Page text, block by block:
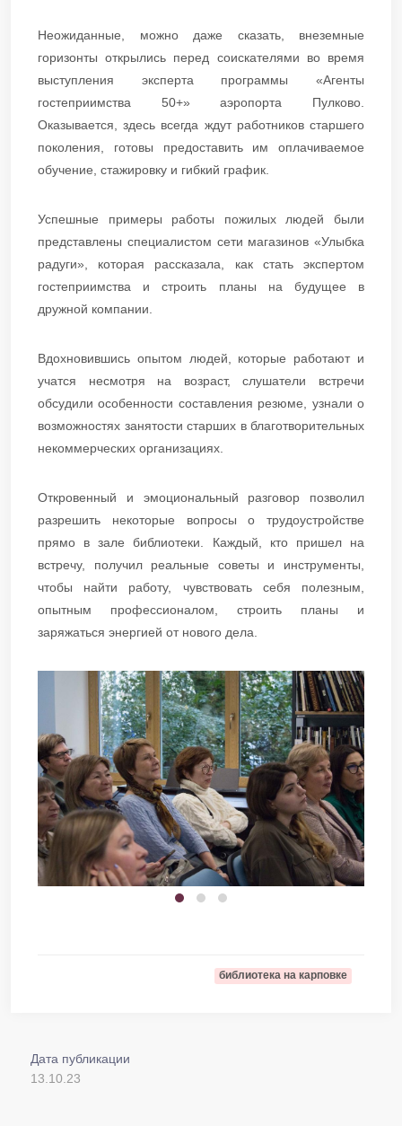
Неожиданные, можно даже сказать, внеземные
горизонты открылись перед соискателями во время
выступления эксперта программы «Агенты
гостеприимства 50+» аэропорта Пулково.
Оказывается, здесь всегда ждут работников старшего
поколения, готовы предоставить им оплачиваемое
обучение, стажировку и гибкий график.
Успешные примеры работы пожилых людей были
представлены специалистом сети магазинов «Улыбка
радуги», которая рассказала, как стать экспертом
гостеприимства и строить планы на будущее в
дружной компании.
Вдохновившись опытом людей, которые работают и
учатся несмотря на возраст, слушатели встречи
обсудили особенности составления резюме, узнали о
возможностях занятости старших в благотворительных
некоммерческих организациях.
Откровенный и эмоциональный разговор позволил
разрешить некоторые вопросы о трудоустройстве
прямо в зале библиотеки. Каждый, кто пришел на
встречу, получил реальные советы и инструменты,
чтобы найти работу, чувствовать себя полезным,
опытным профессионалом, строить планы и
заряжаться энергией от нового дела.
библиотека на карповке
Дата публикации
13.10.23